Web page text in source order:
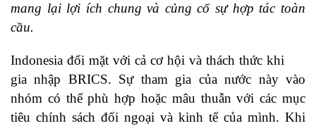
mang lại lợi ích chung và củng cố sự hợp tác toàn
cầu.
Indonesia đối mặt với cả cơ hội và thách thức khi
gia nhập BRICS. Sự tham gia của nước này vào
nhóm có thể phù hợp hoặc mâu thuẫn với các mục
tiêu chính sách đối ngoại và kinh tế của mình. Khi